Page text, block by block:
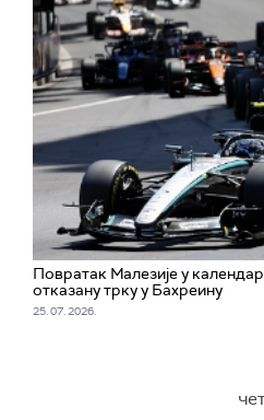
Повратак Малезије у
отказану трку у Бахреину
25. 07. 2026.